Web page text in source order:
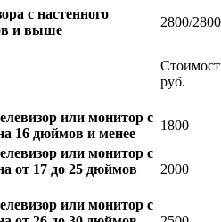
с настенного
и выше
2800/2800
руб.
или монитор с
16 дюймов и менее
1800
или монитор с
от 17 до 25 дюймов
2000
или монитор с